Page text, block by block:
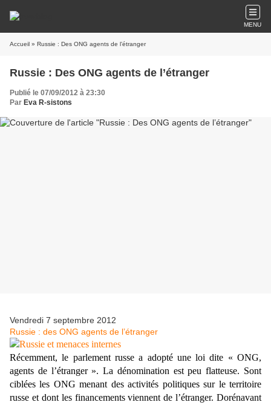
MENU
Accueil » Russie : Des ONG agents de l’étranger
Russie : Des ONG agents de l’étranger
Publié le 07/09/2012 à 23:30
Par Eva R-sistons
Vendredi 7 septembre 2012
Russie : des ONG agents de l’étranger
Récemment, le parlement russe a adopté une loi dite « ONG,
agents de l’étranger ». La dénomination est peu flatteuse. Sont
ciblées les ONG menant des activités politiques sur le territoire
russe et dont les financements viennent de l’étranger. Dorénavant